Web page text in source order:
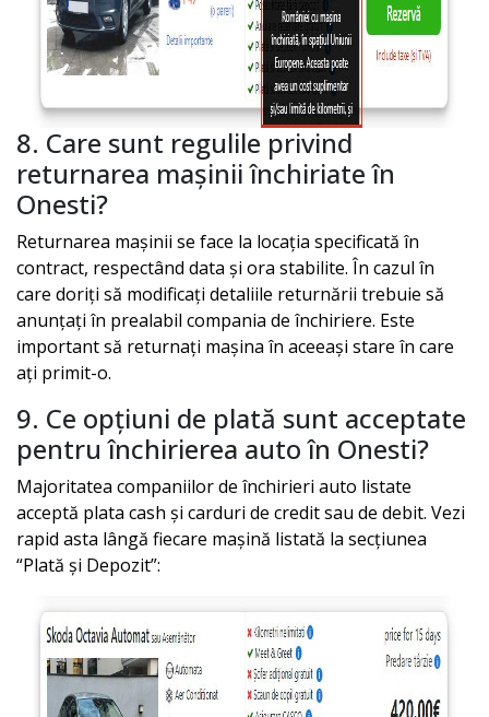
8. Care sunt regulile privind
returnarea mașinii închiriate în
Onesti?
Returnarea mașinii se face la locația specificată în
contract, respectând data și ora stabilite. În cazul în
care doriți să modificați detaliile returnării trebuie să
anunțați în prealabil compania de închiriere. Este
important să returnați mașina în aceeași stare în care
ați primit-o.
9. Ce opțiuni de plată sunt acceptate
pentru închirierea auto în Onesti?
Majoritatea companiilor de închirieri auto listate
acceptă plata cash și carduri de credit sau de debit. Vezi
rapid asta lângă fiecare mașină listată la secțiunea
“Plată și Depozit”: